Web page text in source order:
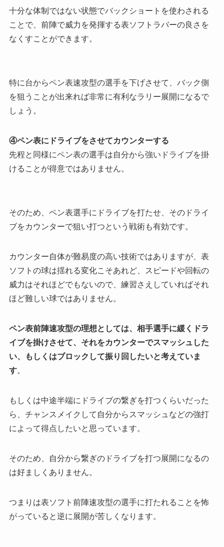
十分な体制ではない状態でバックショートを使わされる
ことで、 前陣で威力を発揮する表ソフトラバーの良さを
なくすことができます。
特に台からペン表速攻型の選手を下げさせて、バック側
を狙うことが出来れば非常に有利なラリー展開になるで
しょう。
④ペン表にドライブをさせてカウンターする
先程と同様にペン表の選手は自分から強いドライブを掛
けることが得意ではありません。
そのため、 ペン表選手にドライブを打たせ、そのドライ
ブをカウンターで狙い打つという戦術も有効です。
カウンター自体が難易度の高い技術ではありますが、表
ソフトの球は揺れる変化こそあれど、スピードや回転の
威力はそれほどでもないので、練習さえしていればそれ
ほど難しい球ではありません。
ペン表前陣速攻型の理想としては、相手選手に緩くドラ
イブを掛けさせて、それをカウンターでスマッシュした
い、もしくはブロックして振り回したいと考えていま
す。
もしくは中途半端にドライブの繋ぎを打つくらいだった
ら、チャンスメイクして自分からスマッシュなどの強打
によって得点したいと思っています。
そのため、自分から繋ぎのドライブを打つ展開になるの
は好ましくありません。
つまりは表ソフト前陣速攻型の選手に打たれることを怖
がっていると逆に展開が苦しくなります。